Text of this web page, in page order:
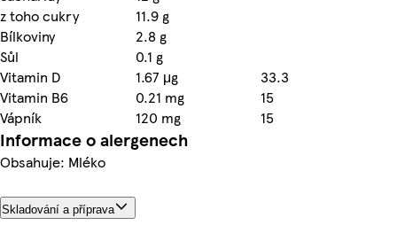
z toho cukry
11.9 g
Bílkoviny
2.8 g
Sůl
0.1 g
Vitamin D
1.67 μg
33.3
Vitamin B6
0.21 mg
15
Vápník
120 mg 15
Informace o alergenech
Obsahuje: Mléko
Skladování a příprava